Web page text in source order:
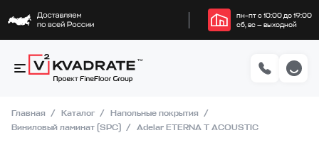
пн–пт с 10:00 до 19:00
сб, вс — выходной
Главная Каталог
Напольные покрытия
Виниловый ламинат (SPC)
Adelar ETERNA T ACOUSTIC